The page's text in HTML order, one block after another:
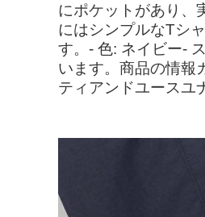
にポケットがあり、
にはシンプルなTシ
す。- 色: ネイビー-
います。商品の情報
ティアンドユースユ